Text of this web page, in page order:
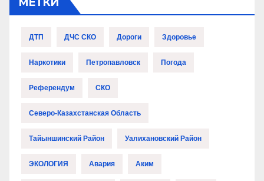
ДТП ДЧС СКО Дороги Здоровье
Наркотики Петропавловск Погода
Референдум СКО
Северо-Казахстанская Область
Тайыншинский Район Уалихановский Район
ЭКОЛОГИЯ Авария Аким